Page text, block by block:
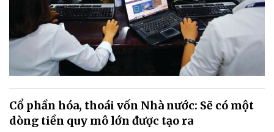
Cổ phần hóa, thoái vốn Nhà nước: Sẽ có một
dòng tiền quy mô lớn được tạo ra